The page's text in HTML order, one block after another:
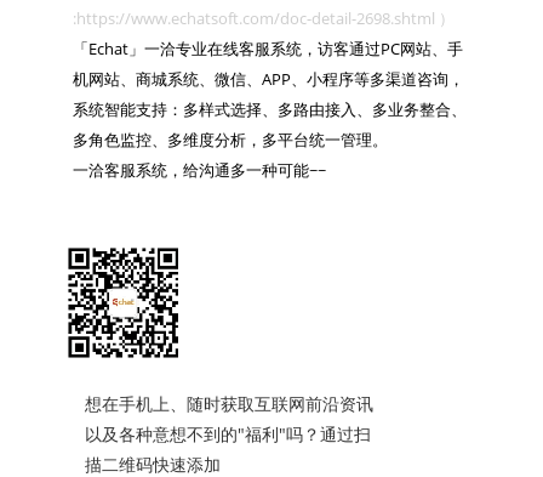
:https://www.echatsoft.com/doc-detail-2698.shtml ）
「Echat」一洽专业在线客服系统，访客通过PC网站、手
机网站、商城系统、微信、APP、小程序等多渠道咨询，
系统智能支持：多样式选择、多路由接入、多业务整合、
多角色监控、多维度分析，多平台统一管理。
一洽客服系统，给沟通多一种可能~~
想在手机上、随时获取互联网前沿资讯
以及各种意想不到的"福利"吗？通过扫
描二维码快速添加